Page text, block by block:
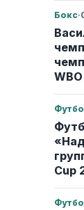
Бокс·
WBO
Cup